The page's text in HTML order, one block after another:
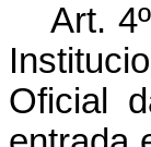
Art.
Oficial